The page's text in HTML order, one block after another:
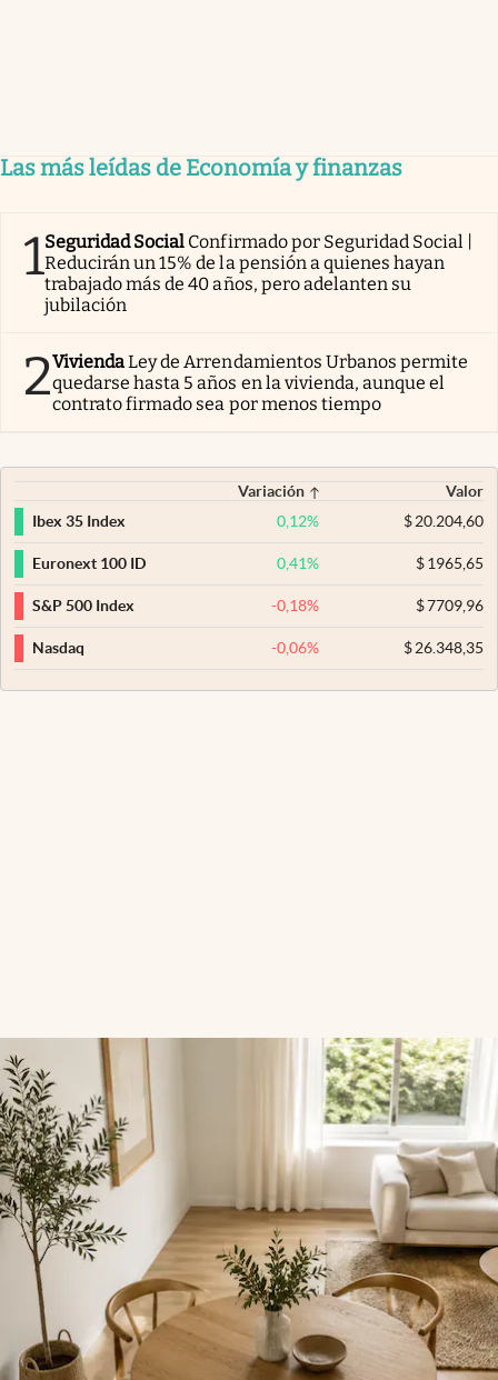
Las más leídas de Economía y finanzas
1Seguridad Social Confirmado por Seguridad Social |
Reducirán un 15% de la pensión a quienes hayan
trabajado más de 40 años, pero adelanten su
jubilación
2ViviendaLey de Arrendamientos Urbanos permite
quedarse hasta 5 años en la vivienda, aunque el
contrato firmado sea por menos tiempo
Variación
Valor
Ibex 35 Index
0,12% $20.204,60
Euronext 100 ID 0,41% $1965,65
S&P 500 Index -0,18% $7709,96
Nasdaq -0,06% $26.348,35